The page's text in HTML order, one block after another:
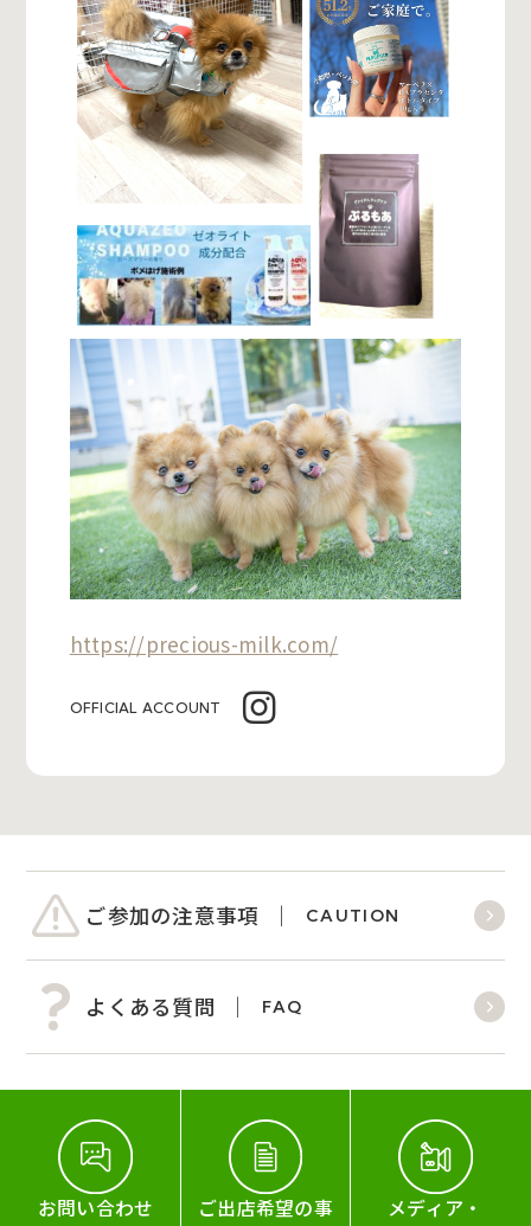
https://precious-milk.com/
OFFICIAL ACCOUNT
ご参加の注意事項 CAUTION
よくある質問 FAQ
お問い合わせ
ご出店希望の事
メディア・